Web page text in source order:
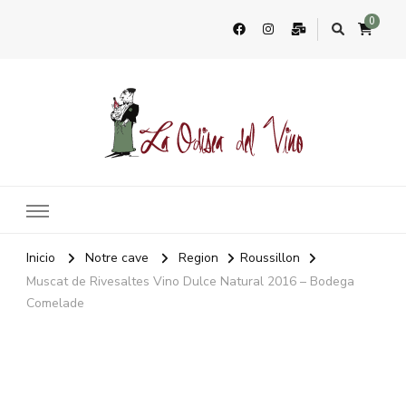
0
Inicio Notre cave Region
Roussillon
Muscat de Rivesaltes Vino Dulce Natural 2016 – Bodega
Comelade